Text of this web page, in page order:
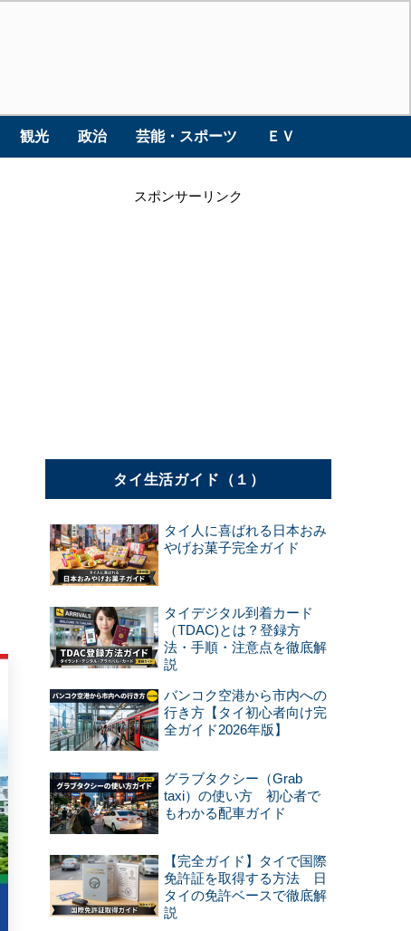
観光 政治 芸能・スポーツ ＥＶ
スポンサーリンク
タイ生活ガイド（１）
タイ人に喜ばれる日本おみ
やげお菓子完全ガイド
タイデジタル到着カード
（TDAC)とは？登録方
法・手順・注意点を徹底解
説
バンコク空港から市内への
行き方【タイ初心者向け完
全ガイド2026年版】
グラブタクシー（Grab
taxi）の使い方 初心者で
もわかる配車ガイド
【完全ガイド】タイで国際
免許証を取得する方法 日
タイの免許ベースで徹底解
説